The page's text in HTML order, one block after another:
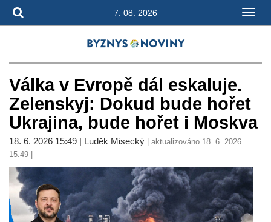
7. 08. 2026
Válka v Evropě dál eskaluje.
Zelenskyj: Dokud bude hořet
Ukrajina, bude hořet i Moskva
18. 6. 2026 15:49 | Luděk Misecký | aktualizováno 18. 6. 2026
15:49 |